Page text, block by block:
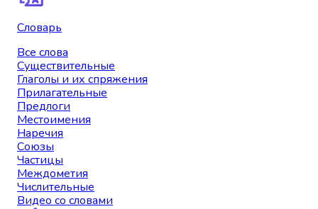
Словарь
Все слова
Существительные
Глаголы и их спряжения
Прилагательные
Предлоги
Местоимения
Наречия
Союзы
Частицы
Междометия
Числительные
Видео со словами